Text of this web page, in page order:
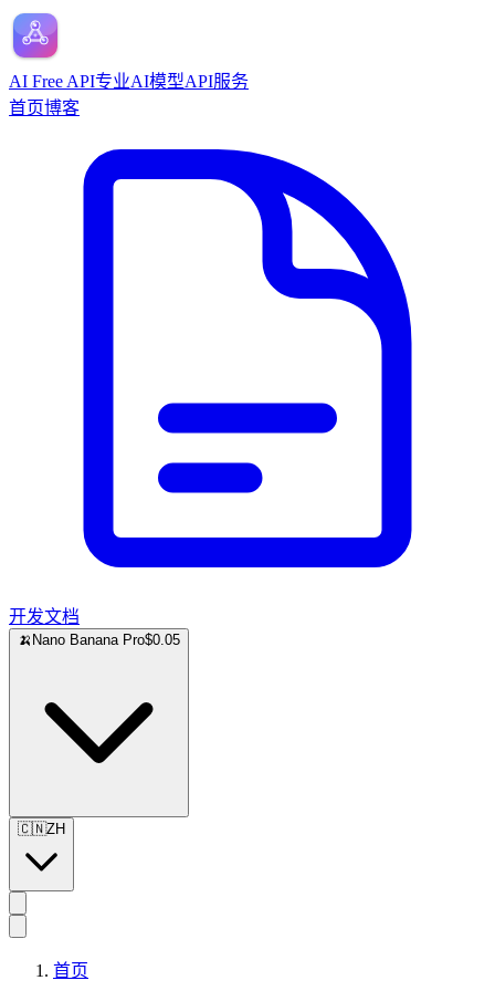
AI Free API专业AI模型API服务
首页博客
开发文档
🍌 Nano Banana Pro$0.05
🇨🇳ZH
首页